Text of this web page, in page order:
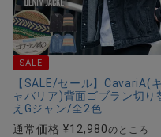
SALE
【SALE/セール】CavariA(キ
ャバリア)背面ゴブラン切り
えGジャン/全2色
通常価格 ¥12,980のところ